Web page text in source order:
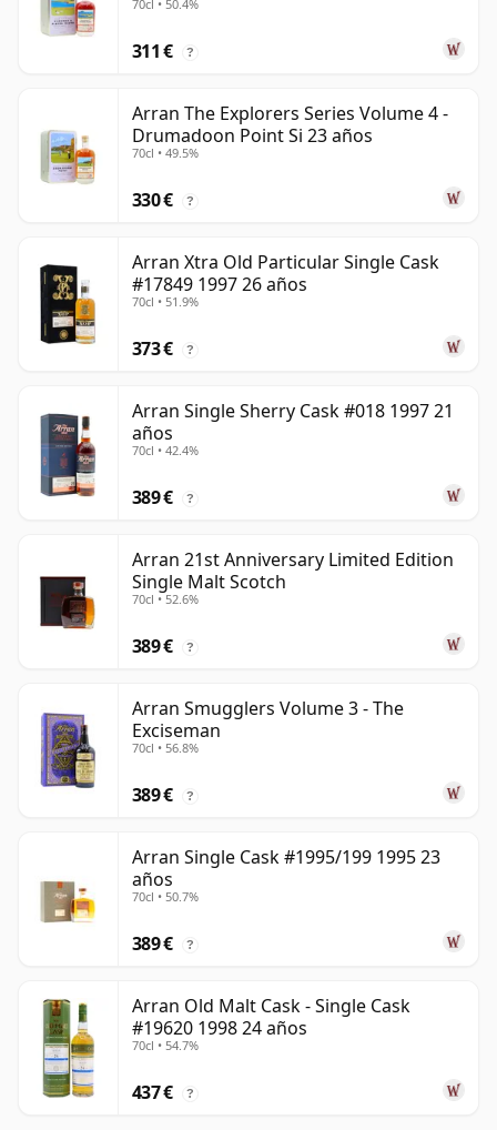
70cl • 50.4%
311 € ?
Arran The Explorers Series Volume 4 -
Drumadoon Point Si 23 años
70cl • 49.5%
330 € ?
Arran Xtra Old Particular Single Cask
#17849 1997 26 años
70cl • 51.9%
373 € ?
Arran Single Sherry Cask #018 1997 21
años
70cl • 42.4%
389 € ?
Arran 21st Anniversary Limited Edition
Single Malt Scotch
70cl • 52.6%
389 € ?
Arran Smugglers Volume 3 - The
Exciseman
70cl • 56.8%
389 € ?
Arran Single Cask #1995/199 1995 23
años
70cl • 50.7%
389 € ?
Arran Old Malt Cask - Single Cask
#19620 1998 24 años
70cl • 54.7%
437 € ?